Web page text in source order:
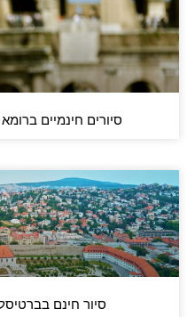
סיורים חינמיים
סיור חינם